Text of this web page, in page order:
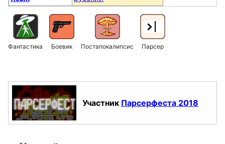
Фантастика Боевик Постапокалипсис Парсер
Участник Парсерфеста 2018